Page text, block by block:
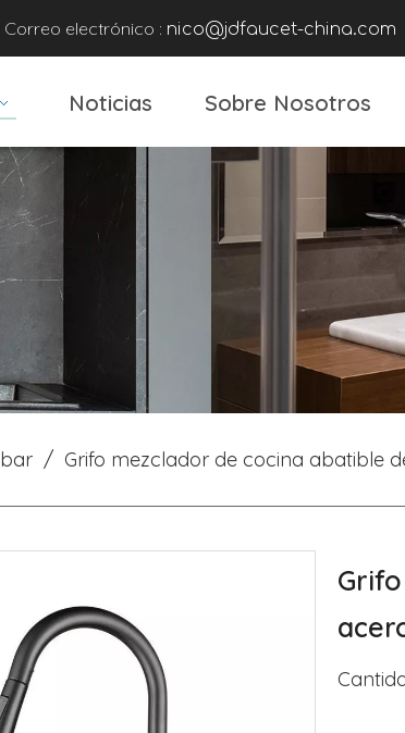
Correo electrónico : nico@jdfaucet-china.com
Noticias Sobre Nosotros
/ Grifo mezclador de cocina abatible